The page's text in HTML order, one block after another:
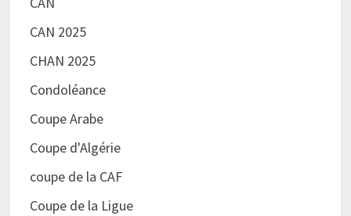
CAN 2025
CHAN 2025
Condoléance
Coupe Arabe
Coupe d'Algérie
coupe de la CAF
Coupe de la Ligue